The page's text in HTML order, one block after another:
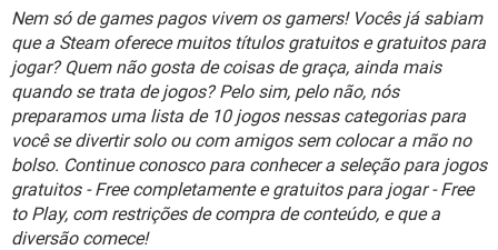
INSTAGRAM
GUIA DE COMPRAS
OUTLOOK EXCEL
INSTAGRAM GMAIL
GUIA DE COMPRAS
JOGOS
CELULAR FACEBOOK
OUTLOOK EXCEL
INSTAGRAM GMAIL
GUIA DE COMPRAS
Nem só de games pagos vivem os gamers! Vocês já sabiam
que a Steam oferece muitos títulos gratuitos e gratuitos para
jogar? Quem não gosta de coisas de graça, ainda mais
quando se trata de jogos? Pelo sim, pelo não, nós
preparamos uma lista de 10 jogos nessas categorias para
você se divertir solo ou com amigos sem colocar a mão no
bolso. Continue conosco para conhecer a seleção para jogos
gratuitos - Free completamente e gratuitos para jogar - Free
to Play, com restrições de compra de conteúdo, e que a
diversão comece!